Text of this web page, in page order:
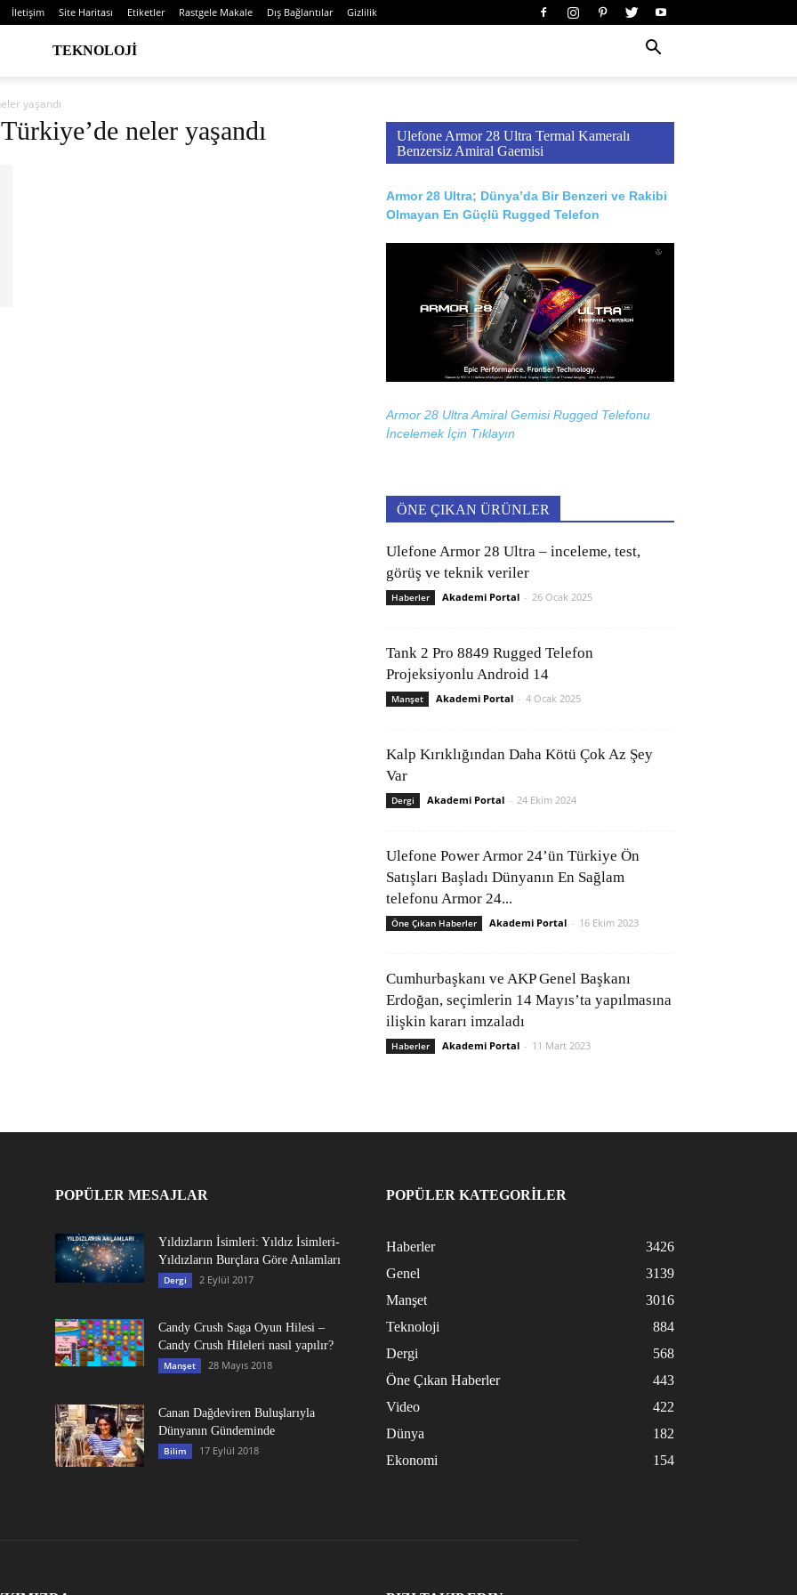
İletişim Site Haritası Etiketler Rastgele Makale Dış Bağlantılar Gizlilik
TEKNOLOJI
yaşandı
neler yaşandı
Ulefone Armor 28 Ultra Termal Kameralı
Benzersiz Amiral Gaemisi
Armor 28 Ultra; Dünya’da Bir Benzeri ve Rakibi
Olmayan En Güçlü Rugged Telefon
Armor 28 Ultra Amiral Gemisi Rugged Telefonu
İncelemek İçin Tıklayın
ÖNE ÇIKAN ÜRÜNLER
Ulefone Armor 28 Ultra – inceleme, test,
görüş ve teknik veriler
Haberler Akademi Portal - 26 Ocak 2025
Tank 2 Pro 8849 Rugged Telefon
Projeksiyonlu Android 14
Manşet Akademi Portal - 4 Ocak 2025
Kalp Kırıklığından Daha Kötü Çok Az Şey
Var
Dergi Akademi Portal - 24 Ekim 2024
Ulefone Power Armor 24’ün Türkiye Ön
Satışları Başladı Dünyanın En Sağlam
telefonu Armor 24...
Öne Çıkan Haberler Akademi Portal - 16 Ekim 2023
Cumhurbaşkanı ve AKP Genel Başkanı
Erdoğan, seçimlerin 14 Mayıs’ta yapılmasına
ilişkin kararı imzaladı
Haberler Akademi Portal - 11 Mart 2023
POPÜLER MESAJLAR
Yıldızların İsimleri: Yıldız İsimleri-
Yıldızların Burçlara Göre Anlamları
Dergi 2 Eylül 2017
Candy Crush Saga Oyun Hilesi –
Candy Crush Hileleri nasıl yapılır?
Manşet 28 Mayıs 2018
Canan Dağdeviren Buluşlarıyla
Dünyanın Gündeminde
Bilim 17 Eylül 2018
POPÜLER KATEGORİLER
Haberler
3426
Genel
3139
Manşet
3016
Teknoloji
884
Dergi
568
Öne Çıkan Haberler
443
Video
422
Dünya
182
Ekonomi
154